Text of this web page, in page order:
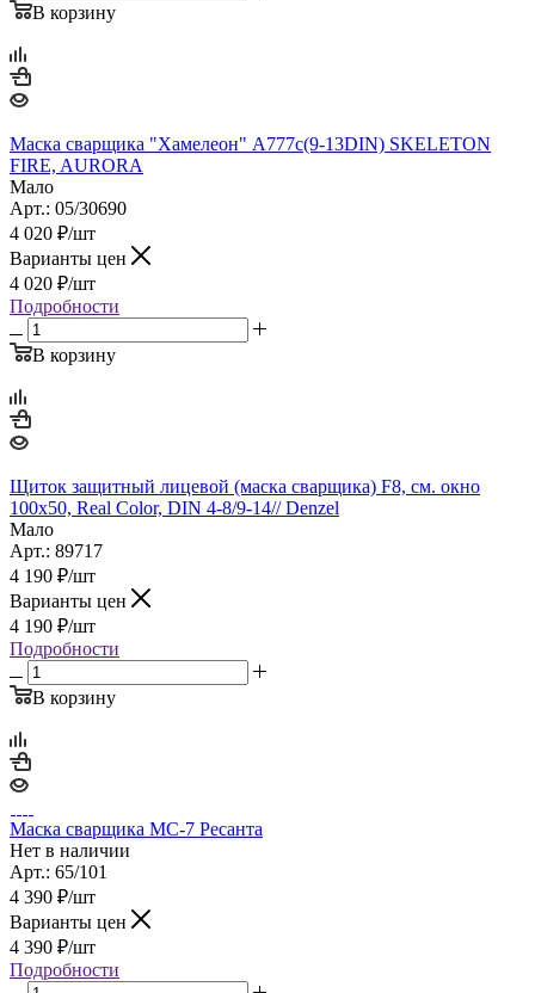
В корзину
Маска сварщика "Хамелеон" A777c(9-13DIN) SKELETON
FIRE, AURORA
Мало
Арт.: 05/30690
4 020 ₽/шт
Варианты цен
4 020 ₽/шт
Подробности
В корзину
Щиток защитный лицевой (маска сварщика) F8, см. окно
100х50, Real Color, DIN 4-8/9-14// Denzel
Мало
Арт.: 89717
4 190 ₽/шт
Варианты цен
4 190 ₽/шт
Подробности
В корзину
Маска сварщика МС-7 Ресанта
Нет в наличии
Арт.: 65/101
4 390 ₽/шт
Варианты цен
4 390 ₽/шт
Подробности